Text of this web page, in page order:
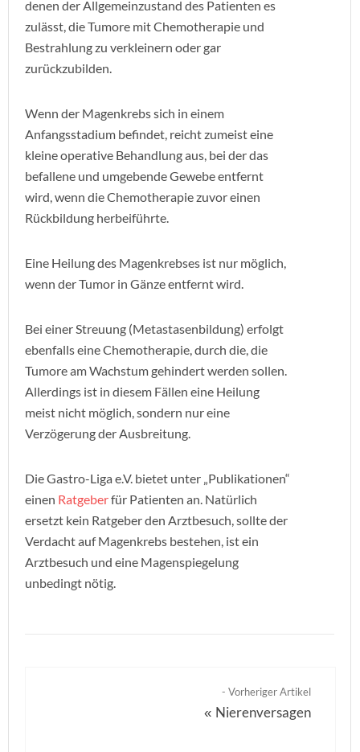
denen der Allgemeinzustand des Patienten es
zulässt, die Tumore mit Chemotherapie und
Bestrahlung zu verkleinern oder gar
zurückzubilden.
Wenn der Magenkrebs sich in einem
Anfangsstadium befindet, reicht zumeist eine
kleine operative Behandlung aus, bei der das
befallene und umgebende Gewebe entfernt
wird, wenn die Chemotherapie zuvor einen
Rückbildung herbeiführte.
Eine Heilung des Magenkrebses ist nur möglich,
wenn der Tumor in Gänze entfernt wird.
Bei einer Streuung (Metastasenbildung) erfolgt
ebenfalls eine Chemotherapie, durch die, die
Tumore am Wachstum gehindert werden sollen.
Allerdings ist in diesem Fällen eine Heilung
meist nicht möglich, sondern nur eine
Verzögerung der Ausbreitung.
Die Gastro-Liga e.V. bietet unter „Publikationen“
einen Ratgeberfür Patienten an. Natürlich
ersetzt kein Ratgeber den Arztbesuch, sollte der
Verdacht auf Magenkrebs bestehen, ist ein
Arztbesuch und eine Magenspiegelung
unbedingt nötig.
- Vorheriger Artikel
« Nierenversagen